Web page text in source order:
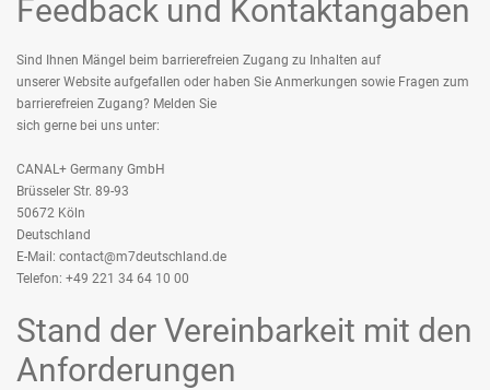
Feedback und Kontaktangaben
Sind Ihnen Mängel beim barrierefreien Zugang zu Inhalten auf
unserer Website aufgefallen oder haben Sie Anmerkungen sowie Fragen zum
barrierefreien Zugang? Melden Sie
sich gerne bei uns unter:
CANAL+ Germany GmbH
Brüsseler Str. 89-93
50672 Köln
Deutschland
E-Mail: contact@m7deutschland.de
Telefon: +49 221 34 64 10 00
Stand der Vereinbarkeit mit den
Anforderungen